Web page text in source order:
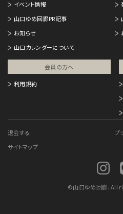
イベント情報
山口ゆめ回廊PR記事
お知らせ
山口カレンダーについて
会員の方へ
利用規約
退会する
プ
サイトマップ
©山口ゆめ回廊. All